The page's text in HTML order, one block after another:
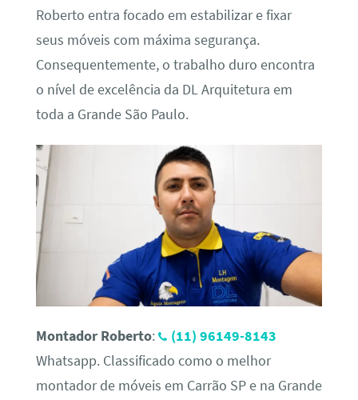
Roberto entra focado em estabilizar e fixar
seus móveis com máxima segurança.
Consequentemente, o trabalho duro encontra
o nível de excelência da DL Arquitetura em
toda a Grande São Paulo.
Montador Roberto:
(11) 96149-8143
Whatsapp. Classificado como o melhor
montador de móveis em Carrão SP e na Grande